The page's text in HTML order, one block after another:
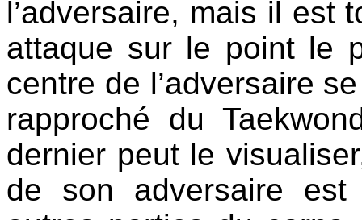
l’adversaire, mais il est
attaque sur le point le
centre de l’adversaire
rapproché du
dernier peut le
de son adversaire